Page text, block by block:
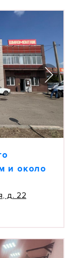
и около
д. 22